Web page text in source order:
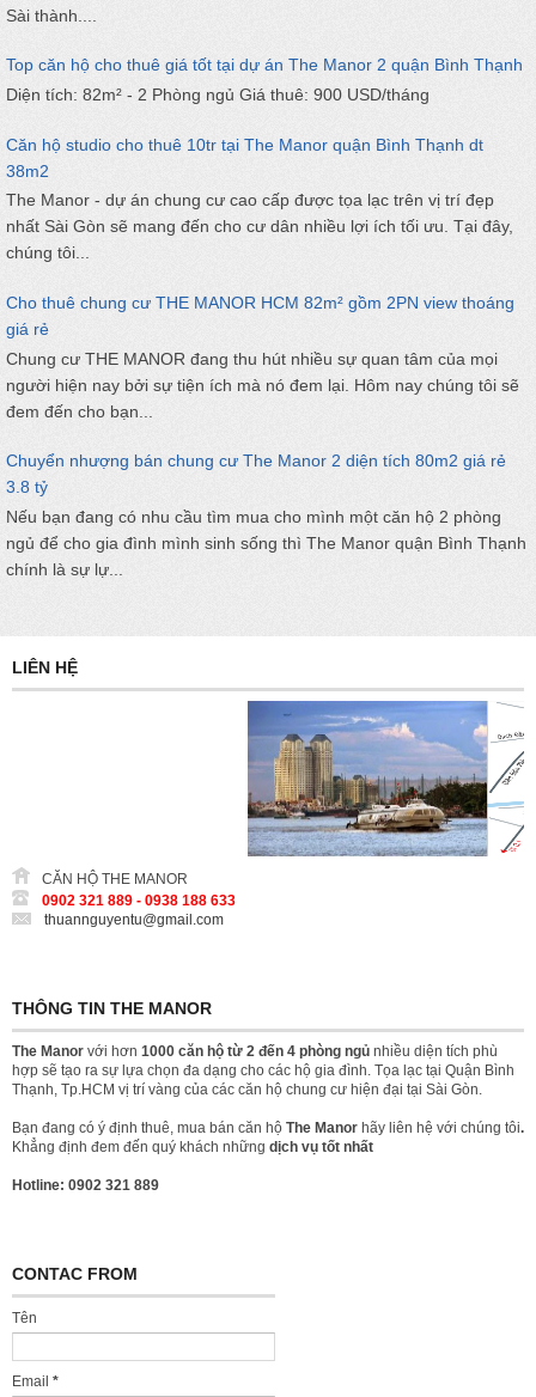
Sài thành....
Top căn hộ cho thuê giá tốt tại dự án The Manor 2 quận Bình Thạnh
Diện tích: 82m² - 2 Phòng ngủ Giá thuê: 900 USD/tháng
Căn hộ studio cho thuê 10tr tại The Manor quận Bình Thạnh dt
38m2
The Manor - dự án chung cư cao cấp được tọa lạc trên vị trí đẹp
nhất Sài Gòn sẽ mang đến cho cư dân nhiều lợi ích tối ưu. Tại đây,
chúng tôi...
Cho thuê chung cư THE MANOR HCM 82m² gồm 2PN view thoáng
giá rẻ
Chung cư THE MANOR đang thu hút nhiều sự quan tâm của mọi
người hiện nay bởi sự tiện ích mà nó đem lại. Hôm nay chúng tôi sẽ
đem đến cho bạn...
Chuyển nhượng bán chung cư The Manor 2 diện tích 80m2 giá rẻ
3.8 tỷ
Nếu bạn đang có nhu cầu tìm mua cho mình một căn hộ 2 phòng
ngủ để cho gia đình mình sinh sống thì The Manor quận Bình Thạnh
chính là sự lự...
LIÊN HỆ
CĂN HỘ THE MANOR
0902 321 889 - 0938 188 633
thuannguyentu@gmail.com
THÔNG TIN THE MANOR
The Manor với hơn 1000 căn hộ từ 2 đến 4 phòng ngủ nhiều diện tích phù
hợp sẽ tạo ra sự lựa chọn đa dạng cho các hộ gia đình. Tọa lạc tại Quận Bình
Thạnh, Tp.HCM vị trí vàng của các căn hộ chung cư hiện đại tại Sài Gòn.
Bạn đang có ý định thuê, mua bán căn hộ The Manor hãy liên hệ với chúng tôi.
Khẳng định đem đến quý khách những dịch vụ tốt nhất
Hotline: 0902 321 889
CONTAC FROM
Tên
Email *